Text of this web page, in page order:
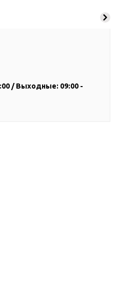
/ Выходные: 09:00 -